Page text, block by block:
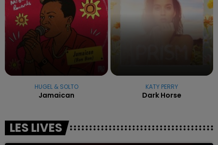
HUGEL & SOLTO
Jamaican
KATY PERRY
Dark Horse
LES LIVES